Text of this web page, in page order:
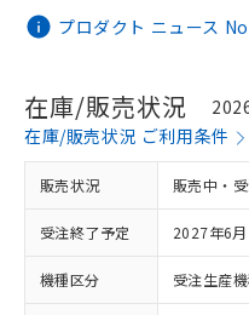
プロダクト ニュース
在庫/販売状況
在庫/販売状況 ご利用条件
販売状況 販売中・
受注終了予定 2027年6月
機種区分 受注生産